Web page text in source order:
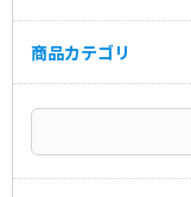
商品カテゴリ